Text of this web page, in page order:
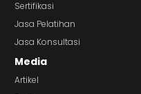
Sertifikasi
Jasa Pelatihan
Jasa Konsultasi
Media
Artikel